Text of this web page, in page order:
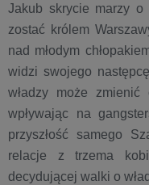
Jakub skrycie marzy
zostać królem
nad młodym
widzi swojego
władzy może zmienić
wpływając na
przyszłość samego
relacje z trzema
decydującej walki o